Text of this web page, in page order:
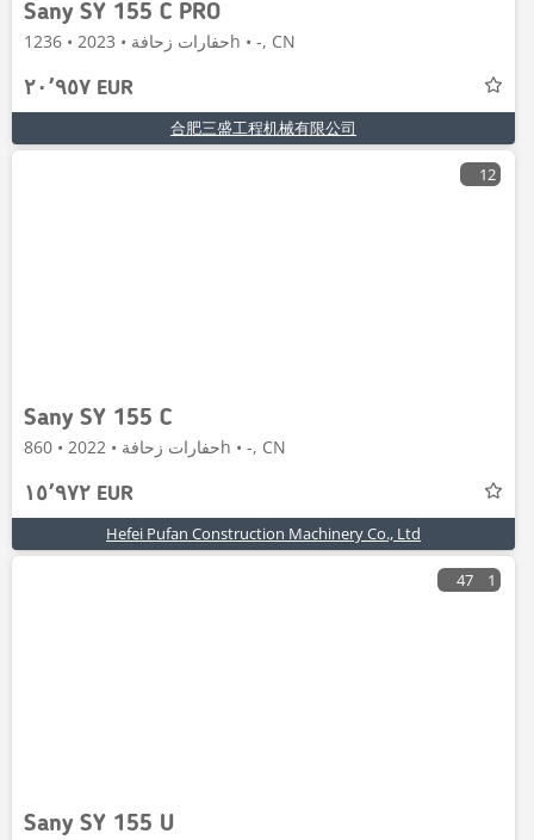
Sany SY 155 C PRO
حفارات زحافة • 2023 • 1236h • -, CN
٢٠٬٩٥٧ EUR
合肥三盛工程机械有限公司
12
Sany SY 155 C
حفارات زحافة • 2022 • 860h • -, CN
١٥٬٩٧٢ EUR
Hefei Pufan Construction Machinery Co., Ltd
47 1
Sany SY 155 U